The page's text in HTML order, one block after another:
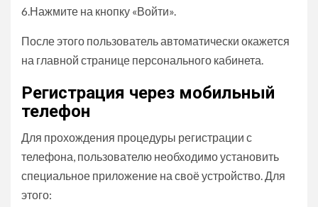
6.Нажмите на кнопку «Войти».
После этого пользователь автоматически окажется
на главной странице персонального кабинета.
Регистрация через мобильный
телефон
Для прохождения процедуры регистрации с
телефона, пользователю необходимо установить
специальное приложение на своё устройство. Для
этого: